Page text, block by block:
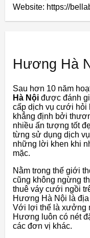
Website: https://
Hương Hà
Sau hơn 10 năm
Hà Nội được đánh
cấp dịch vụ cưới hỏi
khẳng định bởi
nhiều ấn tượng tốt
từng sử dụng dịch
những lời khen khi
mặc.
Nằm trong thế giới
cũng không ngừng
thuê váy cưới ngồi
Hương Hà Nội là
Với lợi thế là xưởng
Hương luôn có nét
các đơn vị khác.